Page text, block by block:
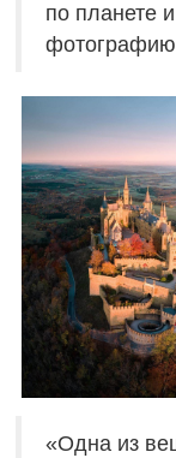
по планете
«Одна из